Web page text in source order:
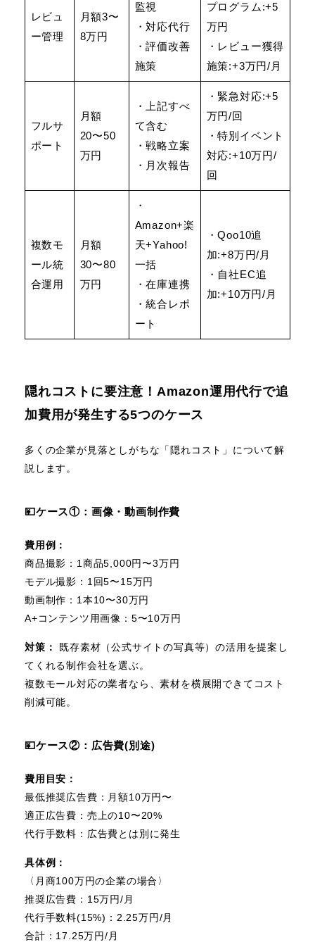
レビュ
ー管理
月額3〜
8万円
監視
・対応代行
・評価改善
施策
プログラム:+5
万円
・レビュー獲得
施策:+3万円/月
フルサ
ポート
月額
20〜50
万円
・上記すべ
て含む
・戦略立案
・月次報告
・緊急対応:+5
万円/回
・特別イベント
対応:+10万円/
回
複数モ
ール統
合運用
月額
30〜80
万円
・
Amazon+楽
天+Yahoo!
一括
・在庫連携
・統合レポ
ート
・Qoo10追
加:+8万円/月
・自社EC追
加:+10万円/月
隠れコストに要注意！Amazon運用代行で追
加費用が発生する5つのケース
多くの企業が見落としがちな「隠れコスト」について解
説します。
💴ケース①：画像・動画制作費
費用例：
商品撮影：1商品5,000円〜3万円
モデル撮影：1回5〜15万円
動画制作：1本10〜30万円
A+コンテンツ用画像：5〜10万円
対策：
既存素材（公式サイトの写真等）の活用を提案し
てくれる制作会社を選ぶ。
複数モール対応の業者なら、素材を横展開できてコスト
削減可能。
💴ケース②：広告費(別途)
費用目安：
最低推奨広告費：月額10万円〜
適正広告費：売上の10〜20%
代行手数料：広告費とは別に発生
具体例：
〈月商100万円の企業の場合〉
推奨広告費：15万円/月
代行手数料(15%)：2.25万円/月
合計：17.25万円/月